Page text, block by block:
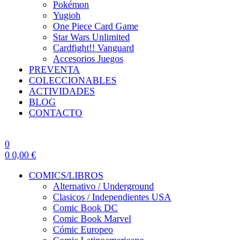
Pokémon
Yugioh
One Piece Card Game
Star Wars Unlimited
Cardfight!! Vanguard
Accesorios Juegos
PREVENTA
COLECCIONABLES
ACTIVIDADES
BLOG
CONTACTO
0
0 0,00 €
COMICS/LIBROS
Alternativo / Underground
Clasicos / Independientes USA
Comic Book DC
Comic Book Marvel
Cómic Europeo